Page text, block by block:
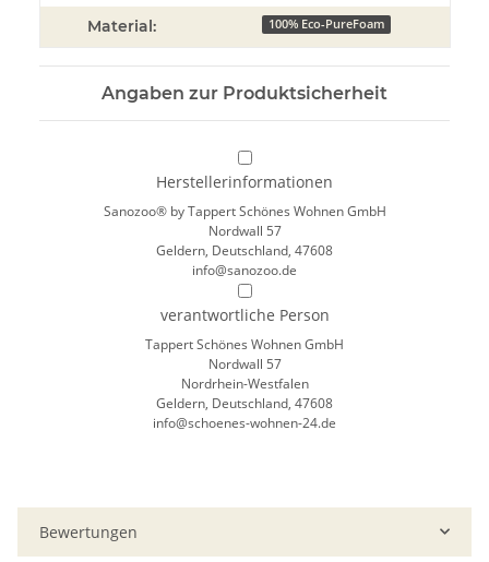
Material: 100% Eco-PureFoam
Angaben zur Produktsicherheit
Herstellerinformationen
Sanozoo® by Tappert Schönes Wohnen GmbH
Nordwall 57
Geldern, Deutschland, 47608
info@sanozoo.de
verantwortliche Person
Tappert Schönes Wohnen GmbH
Nordwall 57
Nordrhein-Westfalen
Geldern, Deutschland, 47608
info@schoenes-wohnen-24.de
Bewertungen